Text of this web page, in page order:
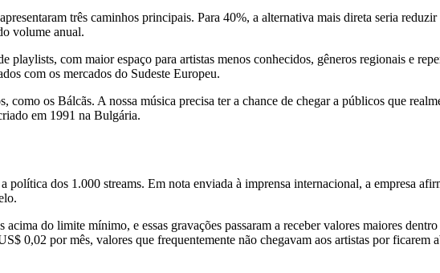
três caminhos principais. Para 40%, a alternativa mais direta seria
volume anual.
com maior espaço para artistas menos conhecidos, gêneros regionais e
com os mercados do Sudeste Europeu.
como os Bálcãs. A nossa música precisa ter a chance de chegar a públicos que
em 1991 na Bulgária.
dos 1.000 streams. Em nota enviada à imprensa internacional, a empresa
do limite mínimo, e essas gravações passaram a receber valores maiores
0,02 por mês, valores que frequentemente não chegavam aos artistas por ficarem